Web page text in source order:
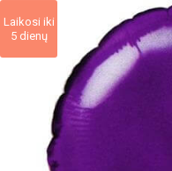
Laikosi iki
5 dienų